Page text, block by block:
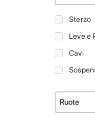
Sterzo
Leve e
Cavi
Ruote